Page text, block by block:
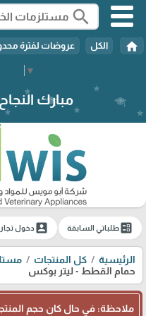
▼
search
home الكل عروضات لفترة
مبارك
ballotطلباتي السابقة account_boxدخول تجار
الرئيسية كل المنتجات
حمام القطط - ليتر بوكس
ملاحظة: في حال كان حجم